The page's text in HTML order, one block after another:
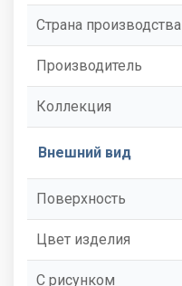
Страна производства
Производитель
Коллекция
Внешний вид
Поверхность
Цвет изделия
С рисунком